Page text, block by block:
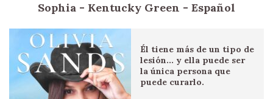
Sophia - Kentucky Green - Español
Él tiene más de un tipo de
lesión... y ella puede ser
la única persona que
puede curarlo.